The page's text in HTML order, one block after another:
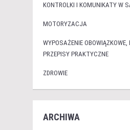
KONTROLKI I KOMUNIKATY W
MOTORYZACJA
WYPOSAŻENIE OBOWIĄZKOWE,
PRZEPISY PRAKTYCZNE
ZDROWIE
ARCHIWA